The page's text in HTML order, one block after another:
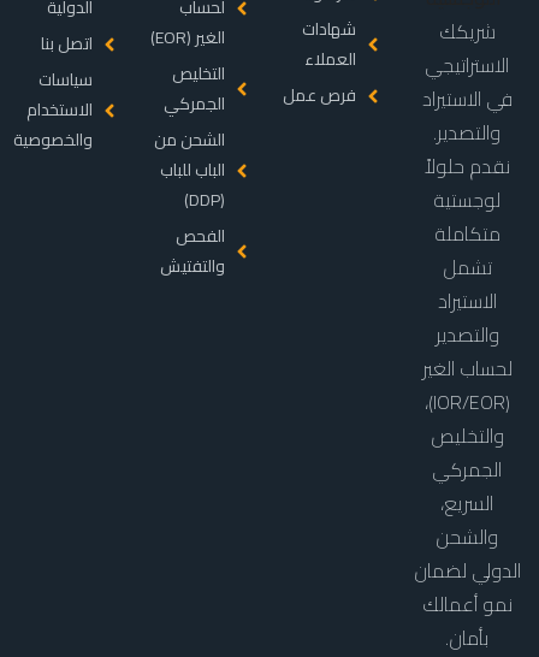
شريكك
الاستراتيجي
في الاستيراد
والتصدير.
نقدم حلولاً
لوجستية
متكاملة
تشمل
الاستيراد
والتصدير
لحساب الغير
(IOR/EOR)،
والتخليص
الجمركي
السريع،
والشحن
الدولي لضمان
نمو أعمالك
بأمان.
شهادات
العملاء
فرص عمل
لحساب
الغير (EOR)
التخليص
الجمركي
الشحن من
الباب للباب
(DDP)
الفحص
والتفتيش
الدولية
اتصل بنا
سياسات
الاستخدام
والخصوصية